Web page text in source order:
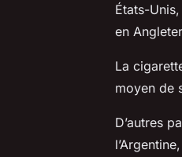
États-
en
La
moyen de
D’autres